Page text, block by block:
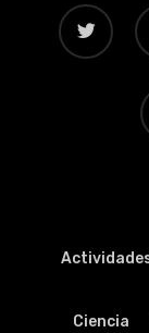
twitter
Ciencia